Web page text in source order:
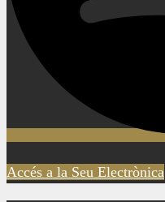
Accés a la Seu Electrònica